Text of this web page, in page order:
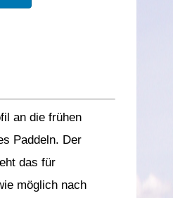
an die frühen
Paddeln. Der
das für
möglich nach